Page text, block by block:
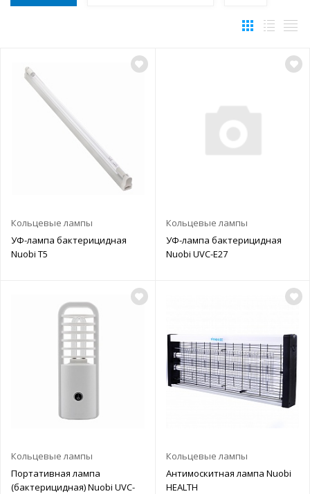
Кольцевые лампы
УФ-лампа бактерицидная
Nuobi T5
Кольцевые лампы
УФ-лампа бактерицидная
Nuobi UVC-E27
Кольцевые лампы
Портативная лампа
(бактерицидная) Nuobi UVC-
Кольцевые лампы
Антимоскитная лампа Nuobi
HEALTH